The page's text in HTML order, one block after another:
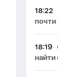
18:22
18:19
найти